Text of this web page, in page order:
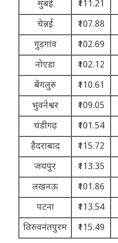
मुंबई
₹111.21
चेन्नई
₹107.88
गुड़गांव
₹102.69
नोएडा
₹102.12
बेंगलुरु
₹110.61
भुवनेश्वर
₹109.05
चंडीगढ़
₹101.54
हैदराबाद
₹115.72
जयपुर
₹113.35
लखनऊ
₹101.86
पटना
₹113.54
तिरुवनंतपुरम
₹115.49